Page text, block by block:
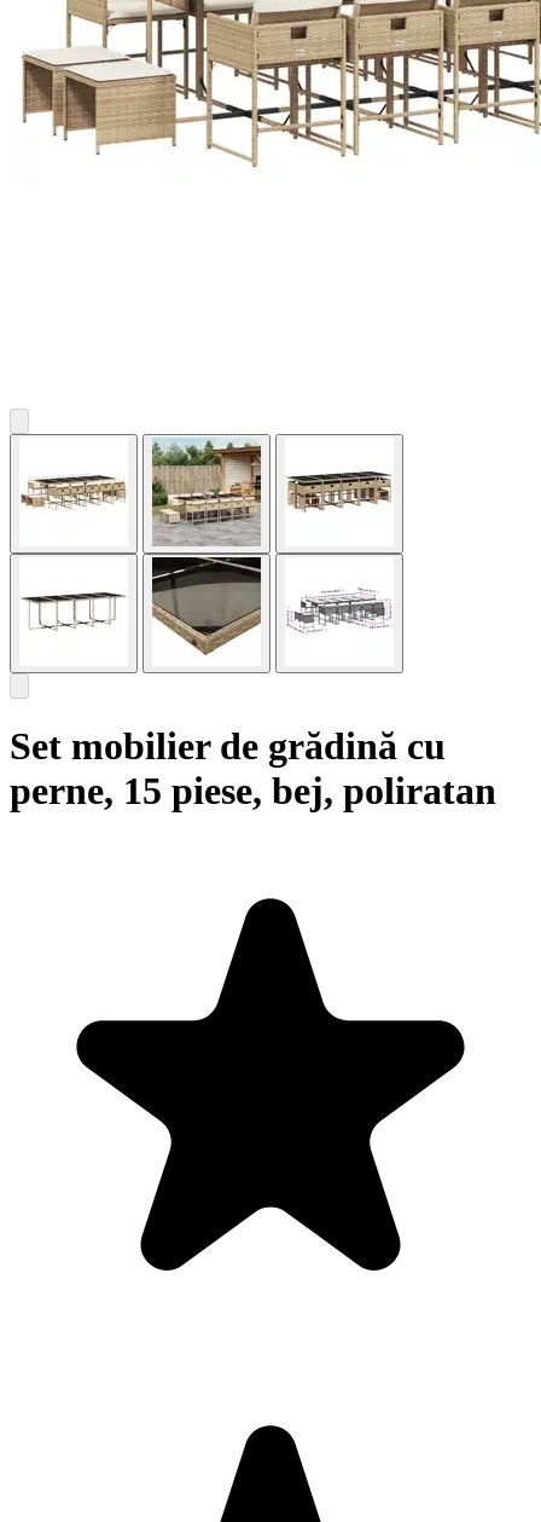
Set mobilier de grădină cu
perne, 15 piese, bej, poliratan